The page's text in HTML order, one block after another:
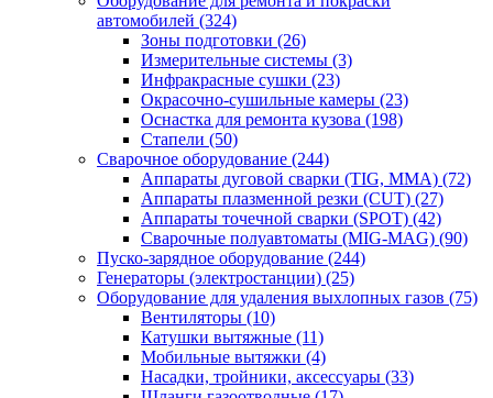
автомобилей (324)
Зоны подготовки (26)
Измерительные системы (3)
Инфракрасные сушки (23)
Окрасочно-сушильные камеры (23)
Оснастка для ремонта кузова (198)
Стапели (50)
Сварочное оборудование (244)
Аппараты дуговой сварки (TIG, MMA) (72)
Аппараты плазменной резки (CUT) (27)
Аппараты точечной сварки (SPOT) (42)
Сварочные полуавтоматы (MIG-MAG) (90)
Пуско-зарядное оборудование (244)
Генераторы (электростанции) (25)
Оборудование для удаления выхлопных газов (75)
Вентиляторы (10)
Катушки вытяжные (11)
Мобильные вытяжки (4)
Насадки, тройники, аксессуары (33)